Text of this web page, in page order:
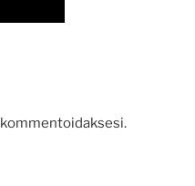
kommentoidaksesi.